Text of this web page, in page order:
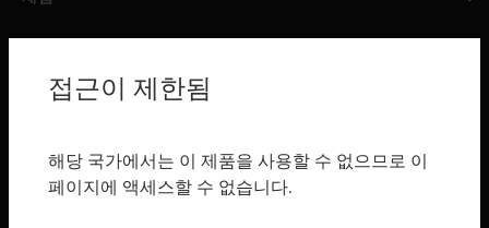
toggle view
toggle view
toggle view
산업 분야
접근이 제한됨
해당 국가에서는 이 제품을 사용할 수 없으므로 이
페이지에 액세스할 수 없습니다.